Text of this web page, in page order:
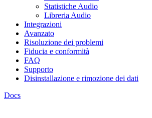
Statistiche Audio
Libreria Audio
Integrazioni
Avanzato
Risoluzione dei problemi
Fiducia e conformità
FAQ
Supporto
Disinstallazione e rimozione dei dati
Docs